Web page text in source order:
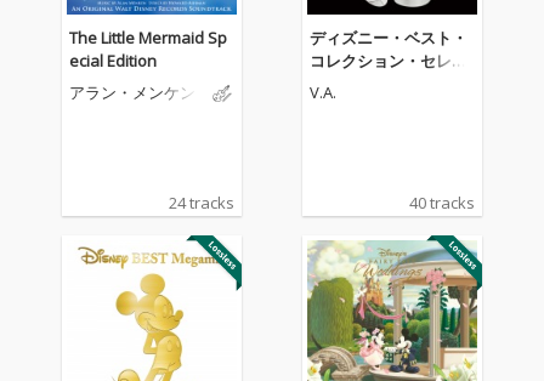
The Little Mermaid Sp
ecial Edition
アラン・メンケン
24 tracks
ディズニー・ベスト・
コレクション・セレク
テッド by DJ FUMI★YE
V.A.
40 tracks